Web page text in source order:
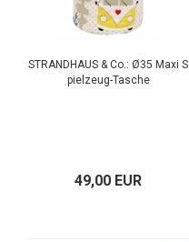
STRANDHAUS & Co.: Ø35 Maxi S
pielzeug-Tasche
49,00 EUR